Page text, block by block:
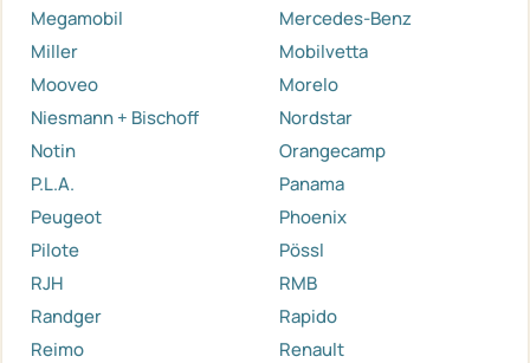
Megamobil
Mercedes-Benz
Miller
Mobilvetta
Mooveo
Morelo
Niesmann + Bischoff
Nordstar
Notin
Orangecamp
P.L.A.
Panama
Peugeot
Phoenix
Pilote
Pössl
RJH
RMB
Randger
Rapido
Reimo
Renault